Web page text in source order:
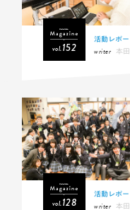
vol.152
活動レポー
writer
本
vol.128
活動レポー
writer
本